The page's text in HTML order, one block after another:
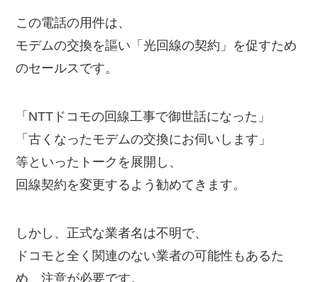
この電話の用件は、
モデムの交換を謳い「光回線の契約」を促すため
のセールスです。
「NTTドコモの回線工事で御世話になった」
「古くなったモデムの交換にお伺いします」
等といったトークを展開し、
回線契約を変更するよう勧めてきます。
しかし、正式な業者名は不明で、
ドコモと全く関連のない業者の可能性もあるた
め、注意が必要です。